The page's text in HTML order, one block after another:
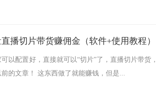
播切片带货赚佣金（软件+使用教程）
以配置好，直接就可以“切片”了，直播切片带货
的文章！ 这东西做了就能赚钱，但是...